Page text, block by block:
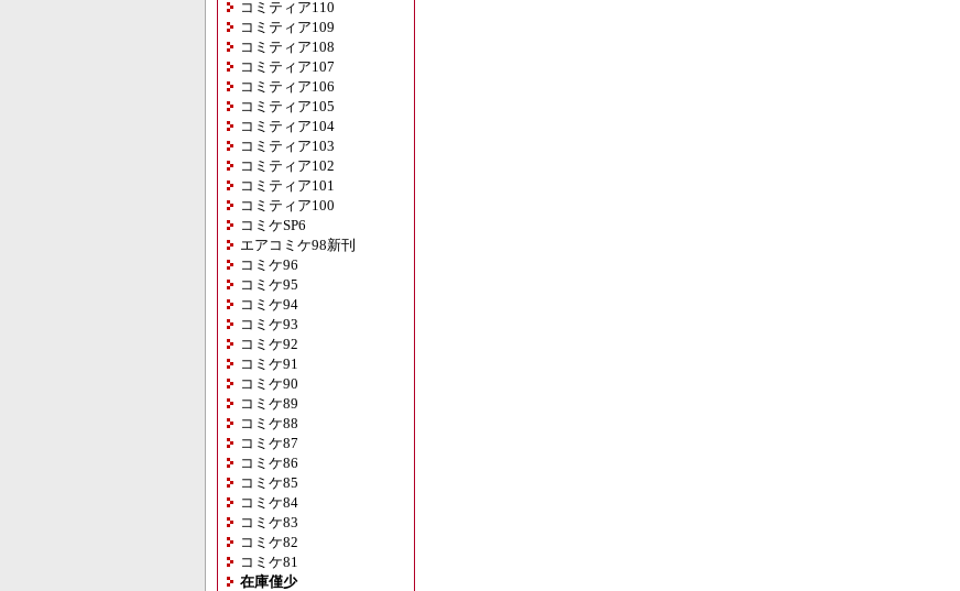
コミティア110
コミティア109
コミティア108
コミティア107
コミティア106
コミティア105
コミティア104
コミティア103
コミティア102
コミティア101
コミティア100
コミケSP6
エアコミケ98新刊
コミケ96
コミケ95
コミケ94
コミケ93
コミケ92
コミケ91
コミケ90
コミケ89
コミケ88
コミケ87
コミケ86
コミケ85
コミケ84
コミケ83
コミケ82
コミケ81
在庫僅少